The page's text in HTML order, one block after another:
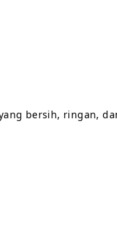
bersih, ringan,